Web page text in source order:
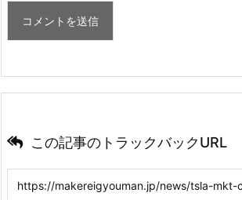
この記事のトラックバックURL